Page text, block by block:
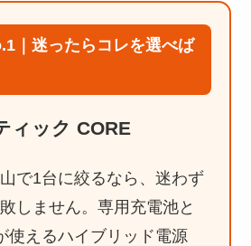
｜迷ったらコレを選べば
ィック CORE
で1台に絞るなら、迷わず
しません。専用充電池と
使えるハイブリッド電源